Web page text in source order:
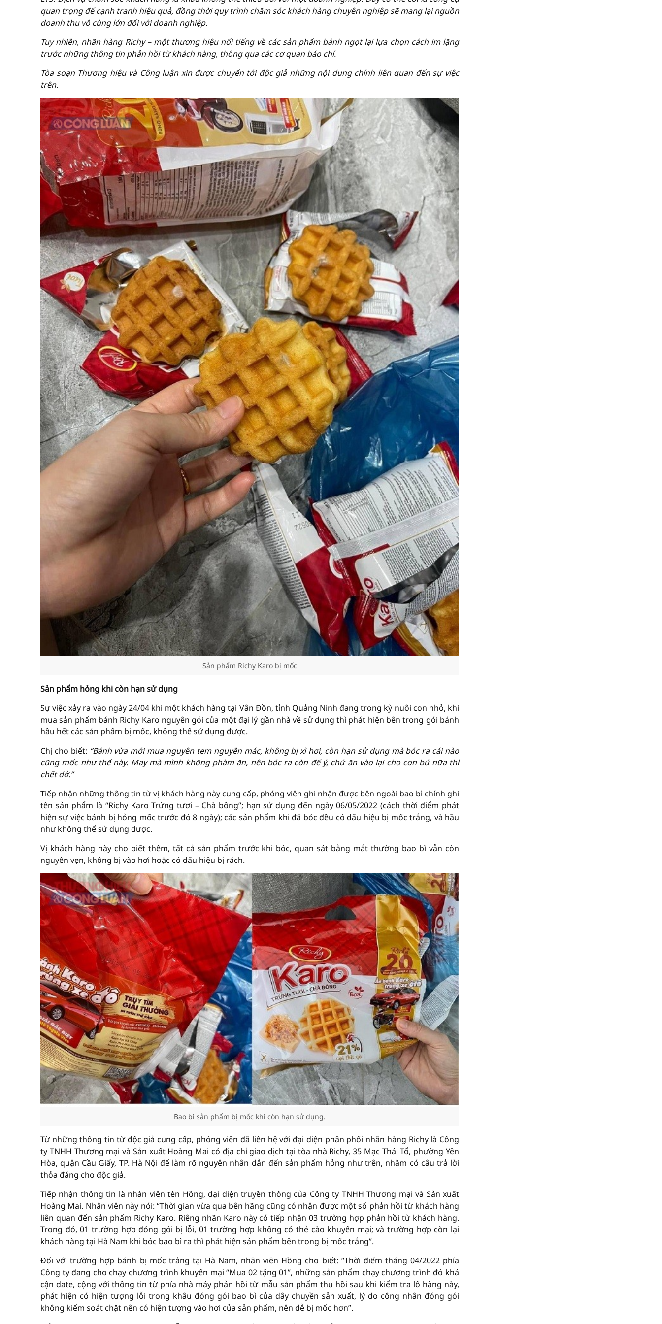
quan trọng để cạnh tranh hiệu quả, đồng thời quy trình chăm sóc khách hàng chuyên nghiệp sẽ mang lại nguồn
doanh thu vô cùng lớn đối với doanh nghiệp.
Tuy nhiên, nhãn hàng Richy – một thương hiệu nổi tiếng về các sản phẩm bánh ngọt lại lựa chọn cách im lặng
trước những thông tin phản hồi từ khách hàng, thông qua các cơ quan báo chí.
Tòa soạn Thương hiệu và Công luận xin được chuyển tới độc giả những nội dung chính liên quan đến sự việc
trên.
Sản phẩm Richy Karo bị mốc
Sản phẩm hỏng khi còn hạn sử dụng
Sự việc xảy ra vào ngày 24/04 khi một khách hàng tại Vân Đồn, tỉnh Quảng Ninh đang trong kỳ nuôi con nhỏ, khi
mua sản phẩm bánh Richy Karo nguyên gói của một đại lý gần nhà về sử dụng thì phát hiện bên trong gói bánh
hầu hết các sản phẩm bị mốc, không thể sử dụng được.
Chị cho biết: “Bánh vừa mới mua nguyên tem nguyên mác, không bị xì hơi, còn hạn sử dụng mà bóc ra cái nào
cũng mốc như thế này. May mà mình không phàm ăn, nên bóc ra còn để ý, chứ ăn vào lại cho con bú nữa thì
chết dở.”
Tiếp nhận những thông tin từ vị khách hàng này cung cấp, phóng viên ghi nhận được bên ngoài bao bì chính ghi
tên sản phẩm là “Richy Karo Trứng tươi – Chà bông”; hạn sử dụng đến ngày 06/05/2022 (cách thời điểm phát
hiện sự việc bánh bị hỏng mốc trước đó 8 ngày); các sản phẩm khi đã bóc đều có dấu hiệu bị mốc trắng, và hầu
như không thể sử dụng được.
Vị khách hàng này cho biết thêm, tất cả sản phẩm trước khi bóc, quan sát bằng mắt thường bao bì vẫn còn
nguyên vẹn, không bị vào hơi hoặc có dấu hiệu bị rách.
Bao bì sản phẩm bị mốc khi còn hạn sử dụng.
Từ những thông tin từ độc giả cung cấp, phóng viên đã liên hệ với đại diện phân phối nhãn hàng Richy là Công
ty TNHH Thương mại và Sản xuất Hoàng Mai có địa chỉ giao dịch tại tòa nhà Richy, 35 Mạc Thái Tổ, phường Yên
Hòa, quận Cầu Giấy, TP. Hà Nội để làm rõ nguyên nhân dẫn đến sản phẩm hỏng như trên, nhằm có câu trả lời
thỏa đáng cho độc giả.
Tiếp nhận thông tin là nhân viên tên Hồng, đại diện truyền thông của Công ty TNHH Thương mại và Sản xuất
Hoàng Mai. Nhân viên này nói: “Thời gian vừa qua bên hãng cũng có nhận được một số phản hồi từ khách hàng
liên quan đến sản phẩm Richy Karo. Riêng nhãn Karo này có tiếp nhận 03 trường hợp phản hồi từ khách hàng.
Trong đó, 01 trường hợp đóng gói bị lỗi, 01 trường hợp không có thẻ cào khuyến mại; và trường hợp còn lại
khách hàng tại Hà Nam khi bóc bao bì ra thì phát hiện sản phẩm bên trong bị mốc trắng”.
Đối với trường hợp bánh bị mốc trắng tại Hà Nam, nhân viên Hồng cho biết: “Thời điểm tháng 04/2022 phía
Công ty đang cho chạy chương trình khuyến mại “Mua 02 tặng 01”, những sản phẩm chạy chương trình đó khá
cận date, cộng với thông tin từ phía nhà máy phản hồi từ mẫu sản phẩm thu hồi sau khi kiểm tra lô hàng này,
phát hiện có hiện tượng lỗi trong khâu đóng gói bao bì của dây chuyền sản xuất, lý do công nhân đóng gói
không kiểm soát chặt nên có hiện tượng vào hơi của sản phẩm, nên dễ bị mốc hơn”.